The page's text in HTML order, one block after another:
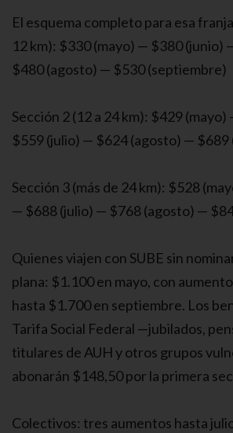
El esquema completo para esa
12 km): $330 (mayo) — $380 (junio)
$480 (agosto) — $530 (septiembre)
Sección 2 (12 a 24 km): $429
$559 (julio) — $624 (agosto) —
Sección 3 (más de 24 km): $528
— $688 (julio) — $768 (agosto) —
Quienes viajen con SUBE sin
plana: $1.100 en mayo, con
hasta $1.700 en septiembre. Los
Tarifa Social Federal —jubilados,
titulares de AUH y otros grupos
abonarán $148,50 por la primera
Colectivos: tres aumentos hasta